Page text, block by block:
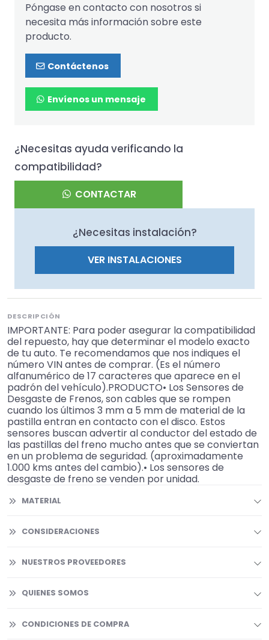
Póngase en contacto con nosotros si
necesita más información sobre este
producto.
Contáctenos
Envíenos un mensaje
¿Necesitas ayuda verificando la
compatibilidad?
CONTACTAR
¿Necesitas instalación?
VER INSTALACIONES
DESCRIPCIÓN
IMPORTANTE: Para poder asegurar la compatibilidad
del repuesto, hay que determinar el modelo exacto
de tu auto. Te recomendamos que nos indiques el
número VIN antes de comprar. (Es el número
alfanumérico de 17 caracteres que aparece en el
padrón del vehículo).PRODUCTO• Los Sensores de
Desgaste de Frenos, son cables que se rompen
cuando los últimos 3 mm a 5 mm de material de la
pastilla entran en contacto con el disco. Estos
sensores buscan advertir al conductor del estado de
las pastillas del freno mucho antes que se conviertan
en un problema de seguridad. (aproximadamente
1.000 kms antes del cambio).• Los sensores de
desgaste de freno se venden por unidad.
MATERIAL
CONSIDERACIONES
NUESTROS PROVEEDORES
QUIENES SOMOS
CONDICIONES DE COMPRA